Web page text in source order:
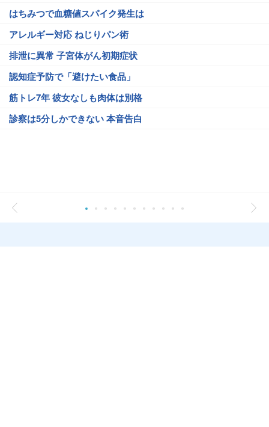
はちみつで血糖値スパイク発生は
アレルギー対応 ねじりパン術
排泄に異常 子宮体がん初期症状
認知症予防で「避けたい食品」
筋トレ7年 彼女なしも肉体は別格
診察は5分しかできない 本音告白